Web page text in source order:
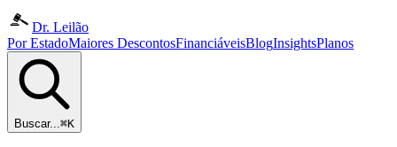
Dr. Leilão
Por EstadoMaiores DescontosFinanciáveisBlogInsightsPlanos
Buscar...⌘K